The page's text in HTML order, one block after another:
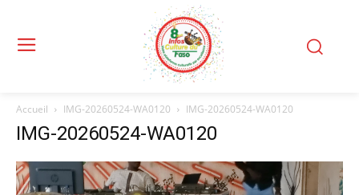
Accueil IMG-20260524-WA0120 IMG-20260524-WA0120
IMG-20260524-WA0120